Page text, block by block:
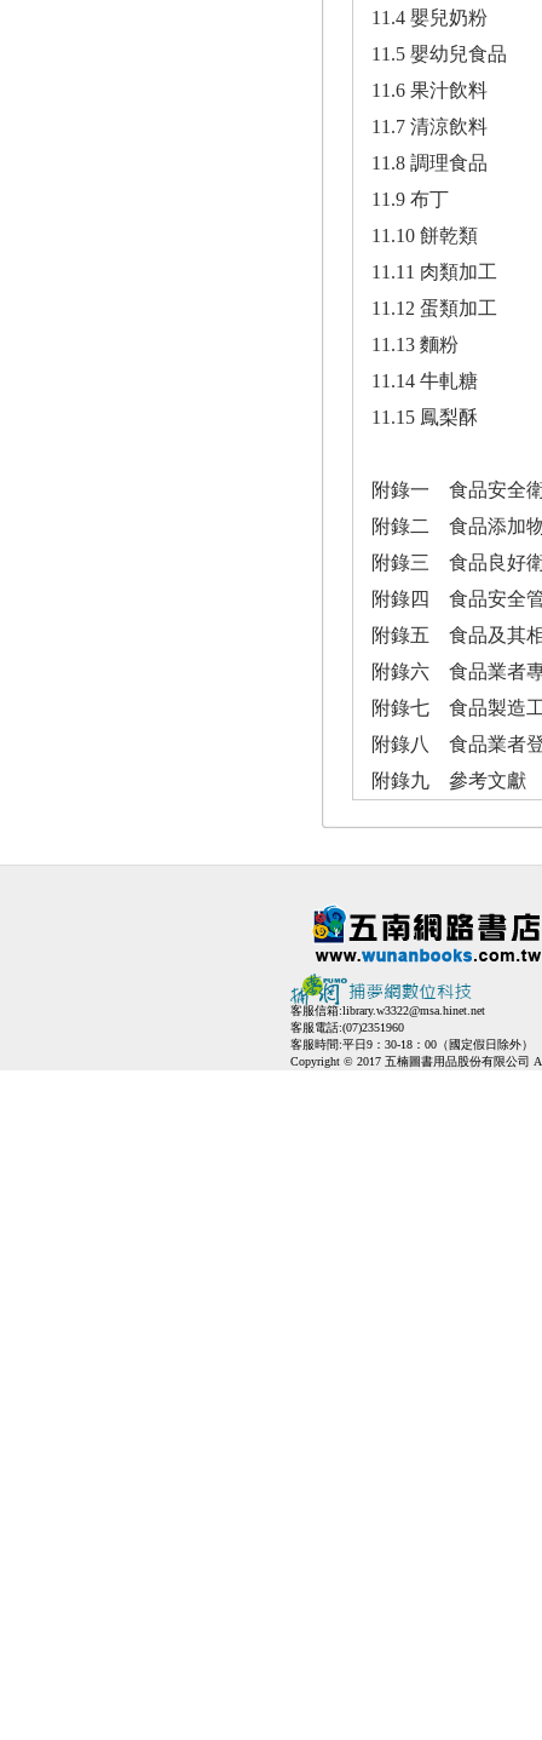
11.4 嬰兒奶粉
11.5 嬰幼兒食品
11.6 果汁飲料
11.7 清涼飲料
11.8 調理食品
11.9 布丁
11.10 餅乾類
11.11 肉類加工
11.12 蛋類加工
11.13 麵粉
11.14 牛軋糖
11.15 鳳梨酥
附錄一 食品安全
附錄二 食品添加
附錄三 食品良好
附錄四 食品安全
附錄五 食品及其
附錄六 食品業者
附錄七 食品製造
附錄八 食品業者
附錄九 參考文獻
客服信箱:library.w3322@msa.hinet.net
客服電話:(07)2351960
客服時間:平日9：30-18：00（國定假日除外）
Copyright © 2017 五楠圖書用品股份有限公司